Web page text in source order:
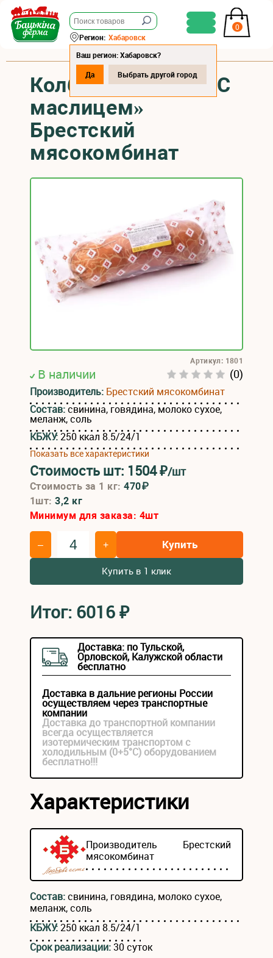
0
Регион: Хабаровск
Ваш регион: Хабаровск?
Да
Выбрать другой город
Колбаса вареная «С
маслицем»
Брестский
мясокомбинат
В наличии (0)
Артикул: 1801
Производитель: Брестский мясокомбинат
Состав:свинина, говядина, молоко сухое,
меланж, соль
КБЖУ:250 ккал 8.5/24/1
Показать все характеристики
Стоимость шт: 1504₽/шт
Стоимость за 1 кг:470₽
1шт:3,2 кг
Минимум для заказа: 4шт
– + Купить
Купить в 1 клик
Итог: 6016₽
Доставка: по Тульской,
Орловской, Калужской области
бесплатно
Доставка в дальние регионы России
осуществляем через транспортные
компании
Доставка до транспортной компании
всегда осуществляется
изотермическим транспортом с
холодильным (0+5°С) оборудованием
бесплатно!!!
Характеристики
Производитель Брестский
мясокомбинат
Состав:свинина, говядина, молоко сухое,
меланж, соль
КБЖУ:250 ккал 8.5/24/1
Срок реализации:30 суток